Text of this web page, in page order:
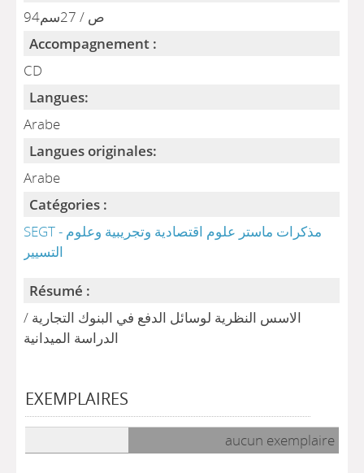
94ص / 27سم
Accompagnement :
CD
Langues:
Arabe
Langues originales:
Arabe
Catégories :
SEGT - مذكرات ماستر علوم اقتصادية وتجريبية وعلوم
التسيير
Résumé :
الاسس النظرية لوسائل الدفع في البنوك التجارية /
الدراسة الميدانية
EXEMPLAIRES
aucun exemplaire